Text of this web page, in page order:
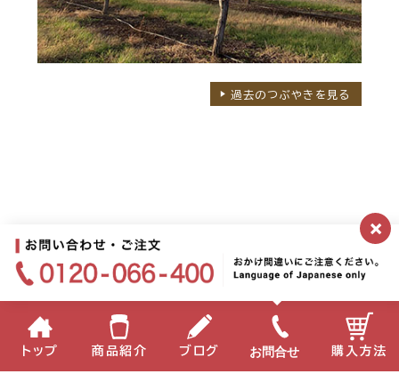
もくじ
過去のつぶやきを見る
×
トップ 商品紹介 ブログ お問合せ 購入方法